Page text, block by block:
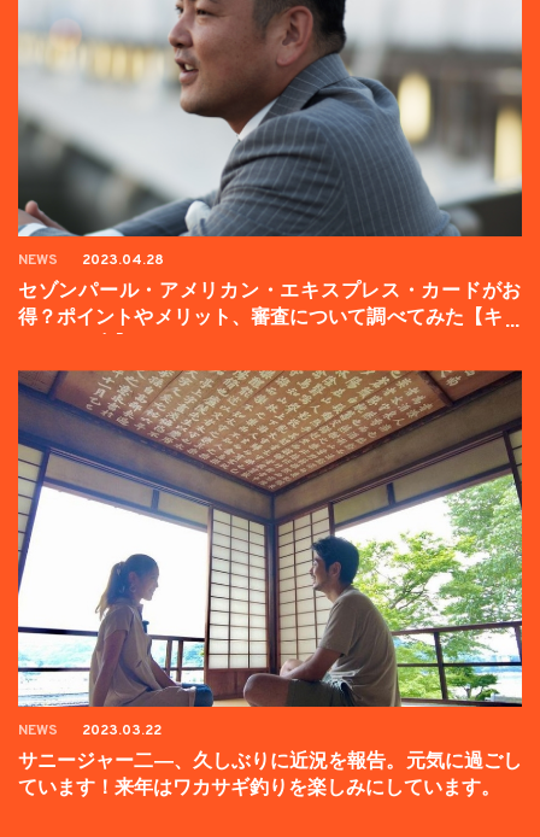
NEWS 2023.04.28
セゾンパール・アメリカン・エキスプレス・カードがお
得？ポイントやメリット、審査について調べてみた【キャ
NEWS 2023.03.22
サニージャー二―、久しぶりに近況を報告。元気に過ごし
ています！来年はワカサギ釣りを楽しみにしています。